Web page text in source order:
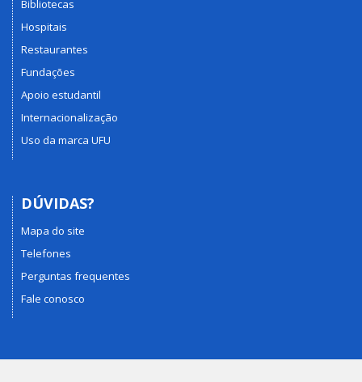
Bibliotecas
Hospitais
Restaurantes
Fundações
Apoio estudantil
Internacionalização
Uso da marca UFU
DÚVIDAS?
Mapa do site
Telefones
Perguntas frequentes
Fale conosco